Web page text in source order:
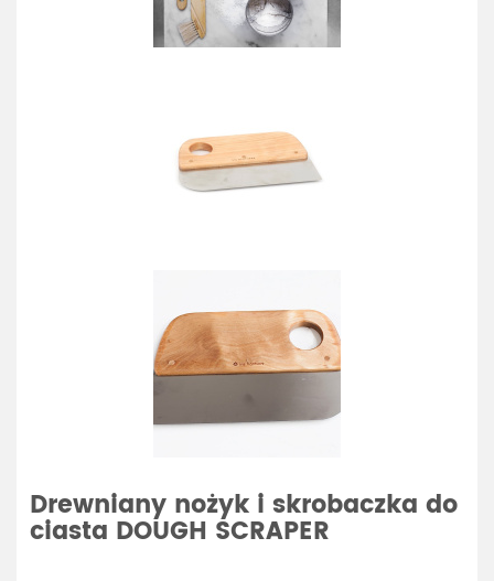
Drewniany nożyk i skrobaczka do
ciasta DOUGH SCRAPER